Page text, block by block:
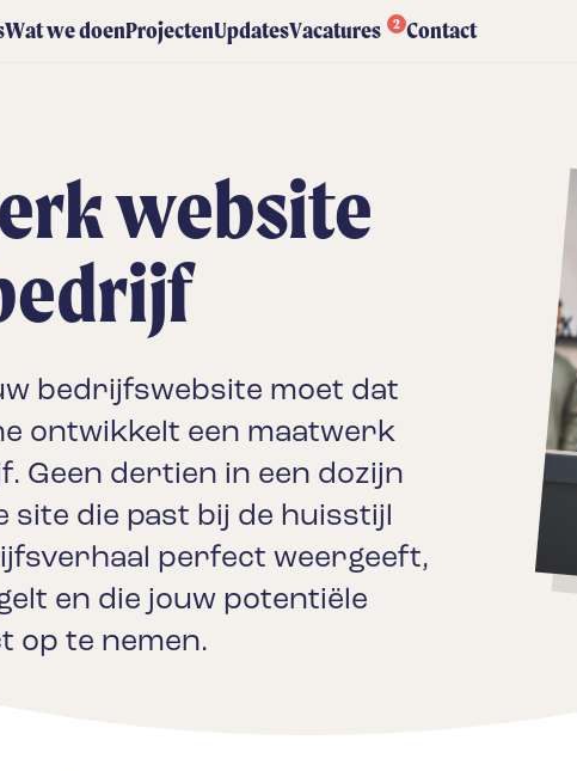
Wat we doenProjectenUpdatesVacatures 2 Contact
website
bedrijfswebsite moet dat
ontwikkelt een maatwerk
Geen dertien in een dozijn
site die past bij de huisstijl
perfect weergeeft,
en die jouw potentiële
op te nemen.